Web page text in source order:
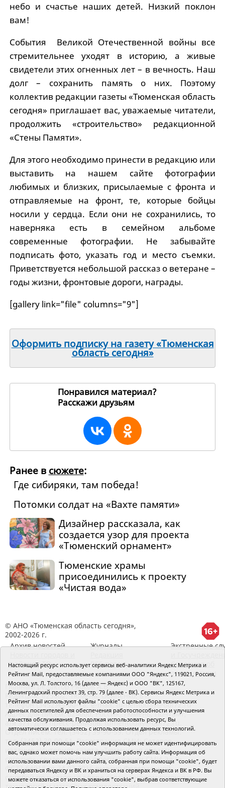
небо и счастье наших детей. Низкий поклон
вам!
События Великой Отечественной войны все
стремительнее уходят в историю, а живые
свидетели этих огненных лет – в вечность. Наш
долг – сохранить память о них. Поэтому
коллектив редакции газеты «Тюменская область
сегодня» приг­лашает вас, уважаемые читатели,
продолжить «строительство» редакционной
«Стены Памяти».
Для этого необходимо принести в редакцию или
выставить на нашем сайте фотографии
любимых и близких, присылаемые с фронта и
отправляемые на фронт, те, которые бойцы
носили у сердца. Если они не сохранились, то
наверняка есть в семейном альбоме
современные фотографии. Не забывайте
подписать фото, указать год и место съемки.
Приветствуется небольшой рассказ о ветеране –
годы жизни, фронтовые дороги, награды.
[gallery link="file" columns="9"]
Оформить подписку на газету «Тюменская
область сегодня»
Понравился материал?
Расскажи друзьям
Ранее в сюжете:
Где сибиряки, там победа!
Потомки солдат на «Вахте памяти»
Дизайнер рассказала, как
создается узор для проекта
«Тюменский орнамент»
Тюменские храмы
присоединились к проекту
«Чистая вода»
© АНО «Тюменская область сегодня»,
2002-2026 г.
Архив новостей
районов ТО
Журналы
RSS поток
Экстренные
Сведения об
организации
Главный редактор Рябков А.В.
Редакция: 625002, Тюмень, Осипенко, 81,
телефон (3452)49-00-18, e-mail: tumentoday@obl72.ru
Адрес для писем: 625000, Россия, Тюмень, Почтамт,
а/я 371. Для пресс-релизов: tumentoday@obl72.ru.
Отдел писем: тел. (3452) 39-90-59. Отдел рекламы:
тел. (3452) 39-90-51. Регистрация СМИ: Сетевое
издание «Интернет-газета «Тюменская область
сегодня», свидетельство о регистрации СМИ Эл №
ФС77-64918 от 24.02.2016 выдано Федеральной
службой по надзору в сфере связи, информационных
Настоящий ресурс использует сервисы веб-аналитики Яндекс Метрика и
Рейтинг Mail, предоставляемые компаниями ООО "Яндекс", 119021, Россия,
Москва, ул. Л. Толстого, 16 (далее — Яндекс) и ООО "ВК", 125167,
Ленинградский проспект 39, стр. 79 (далее - ВК). Сервисы Яндекс Метрика и
Рейтинг Mail используют файлы "cookie" с целью сбора технических
данных посетителей для обеспечения работоспособности и улучшения
качества обслуживания. Продолжая использовать ресурс, Вы
автоматически соглашаетесь с использованием данных технологий.
Собранная при помощи "cookie" информация не может идентифицировать
вас, однако может помочь нам улучшить работу сайта. Информация об
использовании вами данного сайта, собранная при помощи "cookie", будет
передаваться Яндексу и ВК и храниться на серверах Яндекса и ВК в РФ. Вы
можете отказаться от использования "cookie", выбрав соответствующие